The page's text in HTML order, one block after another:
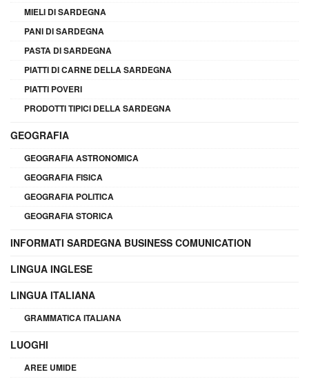
MIELI DI SARDEGNA
PANI DI SARDEGNA
PASTA DI SARDEGNA
PIATTI DI CARNE DELLA SARDEGNA
PIATTI POVERI
PRODOTTI TIPICI DELLA SARDEGNA
GEOGRAFIA
GEOGRAFIA ASTRONOMICA
GEOGRAFIA FISICA
GEOGRAFIA POLITICA
GEOGRAFIA STORICA
INFORMATI SARDEGNA BUSINESS COMUNICATION
LINGUA INGLESE
LINGUA ITALIANA
GRAMMATICA ITALIANA
LUOGHI
AREE UMIDE